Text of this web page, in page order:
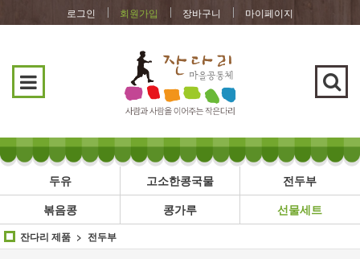
로그인 회원가입 장바구니 마이페이지
두유 고소한콩국물
전두부
볶음콩
콩가루 선물세트
잔다리 제품 전두부